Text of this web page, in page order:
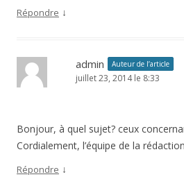
Répondre ↓
admin Auteur de l’article
juillet 23, 2014 le 8:33
Bonjour, à quel sujet? ceux
Cordialement, l’équipe de la
Répondre ↓